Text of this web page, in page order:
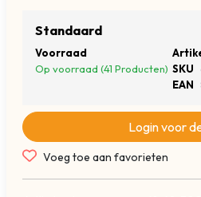
Standaard
Voorraad
Op voorraad (41 Producten) SKU
EAN
Login voor
Voeg toe aan favorieten